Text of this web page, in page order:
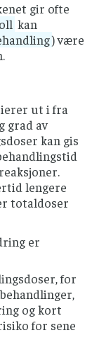
gir ofte
kan
) være
ut i fra
grad av
kan gis
lengere
totaldoser
er
for
og kort
for sene